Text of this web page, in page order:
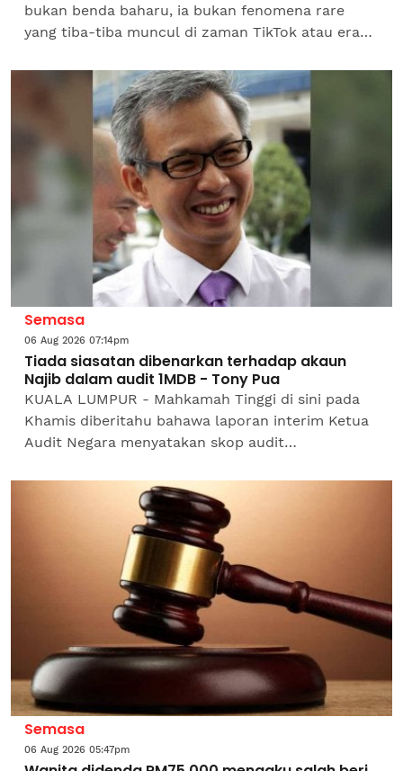
bukan benda baharu, ia bukan fenomena rare
yang tiba-tiba muncul di zaman TikTok atau era
sudah wujud...
Semasa
06 Aug 2026 07:14pm
Tiada siasatan dibenarkan terhadap akaun
Najib dalam audit 1MDB - Tony Pua
KUALA LUMPUR - Mahkamah Tinggi di sini pada
Khamis diberitahu bahawa laporan interim Ketua
Audit Negara menyatakan skop audit
hanya terhad kepada...
Semasa
06 Aug 2026 05:47pm